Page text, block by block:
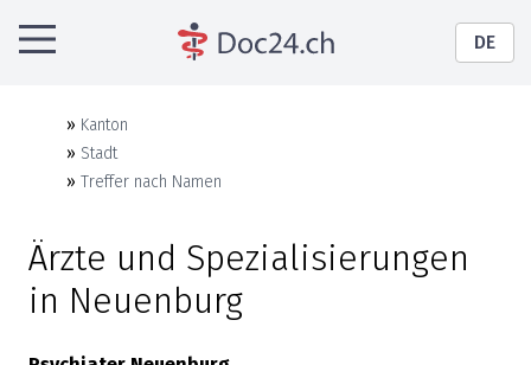
DE
» Kanton
» Stadt
» Treffer nach Namen
Ärzte und Spezialisierungen
in Neuenburg